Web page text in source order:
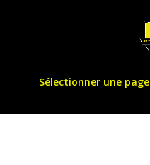
Sélectionner une page